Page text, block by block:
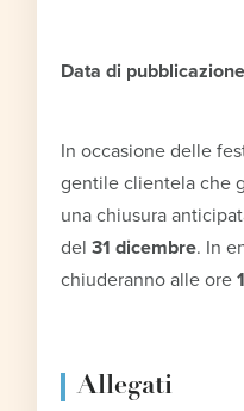
Data di
In occasione delle
gentile clientela che
una chiusura
del31 dicembre. In
chiuderanno alle ore
Allegati